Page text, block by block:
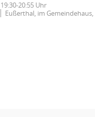
19:30-20:55 Uhr
Eußerthal, im